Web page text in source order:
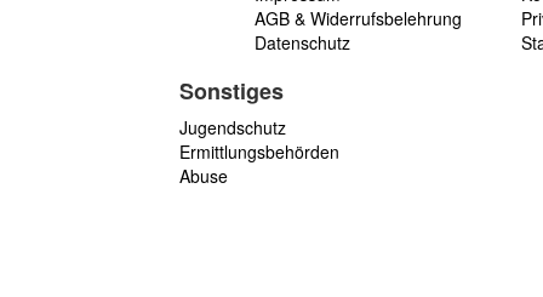
AGB & Widerrufsbelehrung
Datenschutz
Sonstiges
Jugendschutz
Ermittlungsbehörden
Abuse